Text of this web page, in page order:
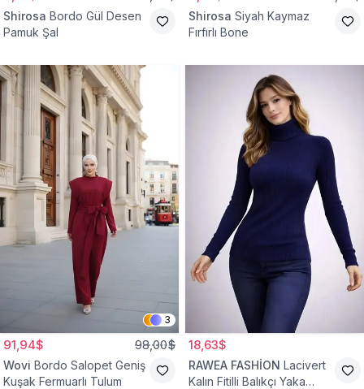
Shirosa Bordo Gül Desen
Pamuk Şal
Shirosa Siyah Kaymaz
Fırfırlı Bone
3
91,94$ 98,00$
Wovi Bordo Salopet Geniş
Kuşak Fermuarlı Tulum
18,63$
RAWEA FASHİON Lacivert
Kalın Fitilli Balıkçı Yaka